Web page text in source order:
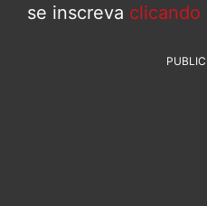
se inscreva clicando